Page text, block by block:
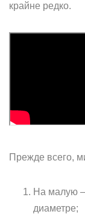
крайне редко.
Прежде всего,
На малую
диаметре;